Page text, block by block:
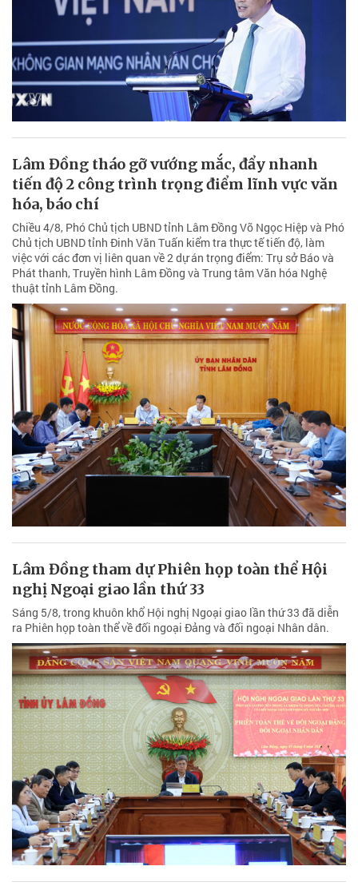
Lâm Đồng tháo gỡ vướng mắc, đẩy nhanh
tiến độ 2 công trình trọng điểm lĩnh vực văn
hóa, báo chí
Chiều 4/8, Phó Chủ tịch UBND tỉnh Lâm Đồng Võ Ngọc Hiệp và Phó
Chủ tịch UBND tỉnh Đinh Văn Tuấn kiểm tra thực tế tiến độ, làm
việc với các đơn vị liên quan về 2 dự án trọng điểm: Trụ sở Báo và
Phát thanh, Truyền hình Lâm Đồng và Trung tâm Văn hóa Nghệ
thuật tỉnh Lâm Đồng.
Lâm Đồng tham dự Phiên họp toàn thể Hội
nghị Ngoại giao lần thứ 33
Sáng 5/8, trong khuôn khổ Hội nghị Ngoại giao lần thứ 33 đã diễn
ra Phiên họp toàn thể về đối ngoại Đảng và đối ngoại Nhân dân.